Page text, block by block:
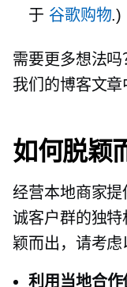
于 谷歌购物.)
需要更多想法吗
我们的博客文章
如何脱颖
经营本地商家
诚客户群的独
颖而出，请考虑
利用当地合作